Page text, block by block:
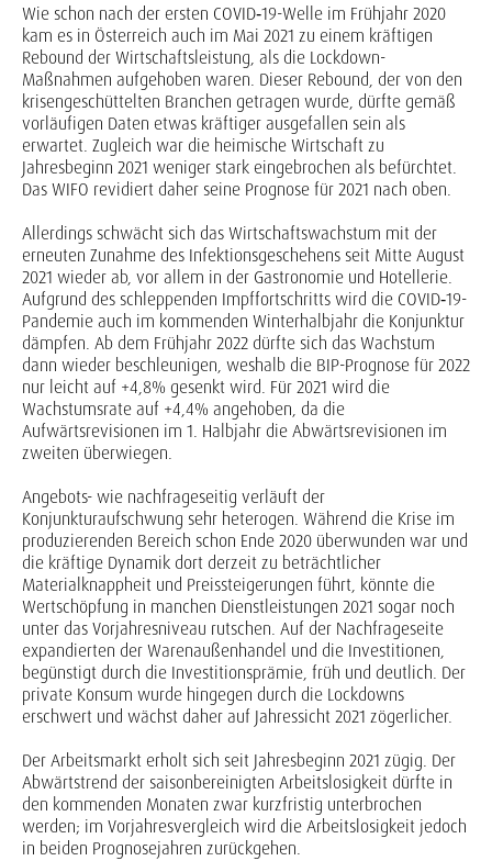
Wie schon nach der ersten COVID‑19-Welle im Frühjahr 2020
kam es in Österreich auch im Mai 2021 zu einem kräftigen
Rebound der Wirtschaftsleistung, als die Lockdown-
Maßnahmen aufgehoben waren. Dieser Rebound, der von den
krisengeschüttelten Branchen getragen wurde, dürfte gemäß
vorläufigen Daten etwas kräftiger ausgefallen sein als
erwartet. Zugleich war die heimische Wirtschaft zu
Jahresbeginn 2021 weniger stark eingebrochen als befürchtet.
Das WIFO revidiert daher seine Prognose für 2021 nach oben.
Allerdings schwächt sich das Wirtschaftswachstum mit der
erneuten Zunahme des Infektionsgeschehens seit Mitte August
2021 wieder ab, vor allem in der Gastronomie und Hotellerie.
Aufgrund des schleppenden Impffortschritts wird die COVID‑19-
Pandemie auch im kommenden Winterhalbjahr die Konjunktur
dämpfen. Ab dem Frühjahr 2022 dürfte sich das Wachstum
dann wieder beschleunigen, weshalb die BIP-Prognose für 2022
nur leicht auf +4,8% gesenkt wird. Für 2021 wird die
Wachstumsrate auf +4,4% angehoben, da die
Aufwärtsrevisionen im 1. Halbjahr die Abwärtsrevisionen im
zweiten überwiegen.
Angebots- wie nachfrageseitig verläuft der
Konjunkturaufschwung sehr heterogen. Während die Krise im
produzierenden Bereich schon Ende 2020 überwunden war und
die kräftige Dynamik dort derzeit zu beträchtlicher
Materialknappheit und Preissteigerungen führt, könnte die
Wertschöpfung in manchen Dienstleistungen 2021 sogar noch
unter das Vorjahresniveau rutschen. Auf der Nachfrageseite
expandierten der Warenaußenhandel und die Investitionen,
begünstigt durch die Investitionsprämie, früh und deutlich. Der
private Konsum wurde hingegen durch die Lockdowns
erschwert und wächst daher auf Jahressicht 2021 zögerlicher.
Der Arbeitsmarkt erholt sich seit Jahresbeginn 2021 zügig. Der
Abwärtstrend der saisonbereinigten Arbeitslosigkeit dürfte in
den kommenden Monaten zwar kurzfristig unterbrochen
werden; im Vorjahresvergleich wird die Arbeitslosigkeit jedoch
in beiden Prognosejahren zurückgehen.